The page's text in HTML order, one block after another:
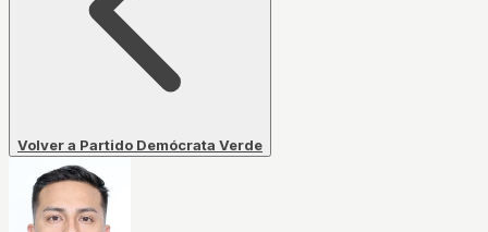
Volver a Partido Demócrata Verde